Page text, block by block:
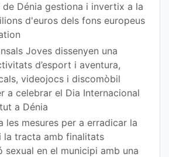
de Dénia gestiona i invertix a la
d'euros dels fons europeus
Joves dissenyen una
d’esport i aventura,
videojocs i discomòbil
a celebrar el Dia Internacional
a Dénia
les mesures per a erradicar la
la tracta amb finalitats
sexual en el municipi amb una